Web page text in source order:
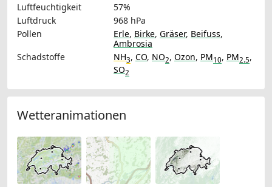
Luftfeuchtigkeit
57%
Luftdruck
968 hPa
Pollen
Erle, Birke, Gräser, Beifuss,
Ambrosia
Schadstoffe
NH3, CO, NO2, Ozon, PM10, PM2.5,
SO2
Wetteranimationen